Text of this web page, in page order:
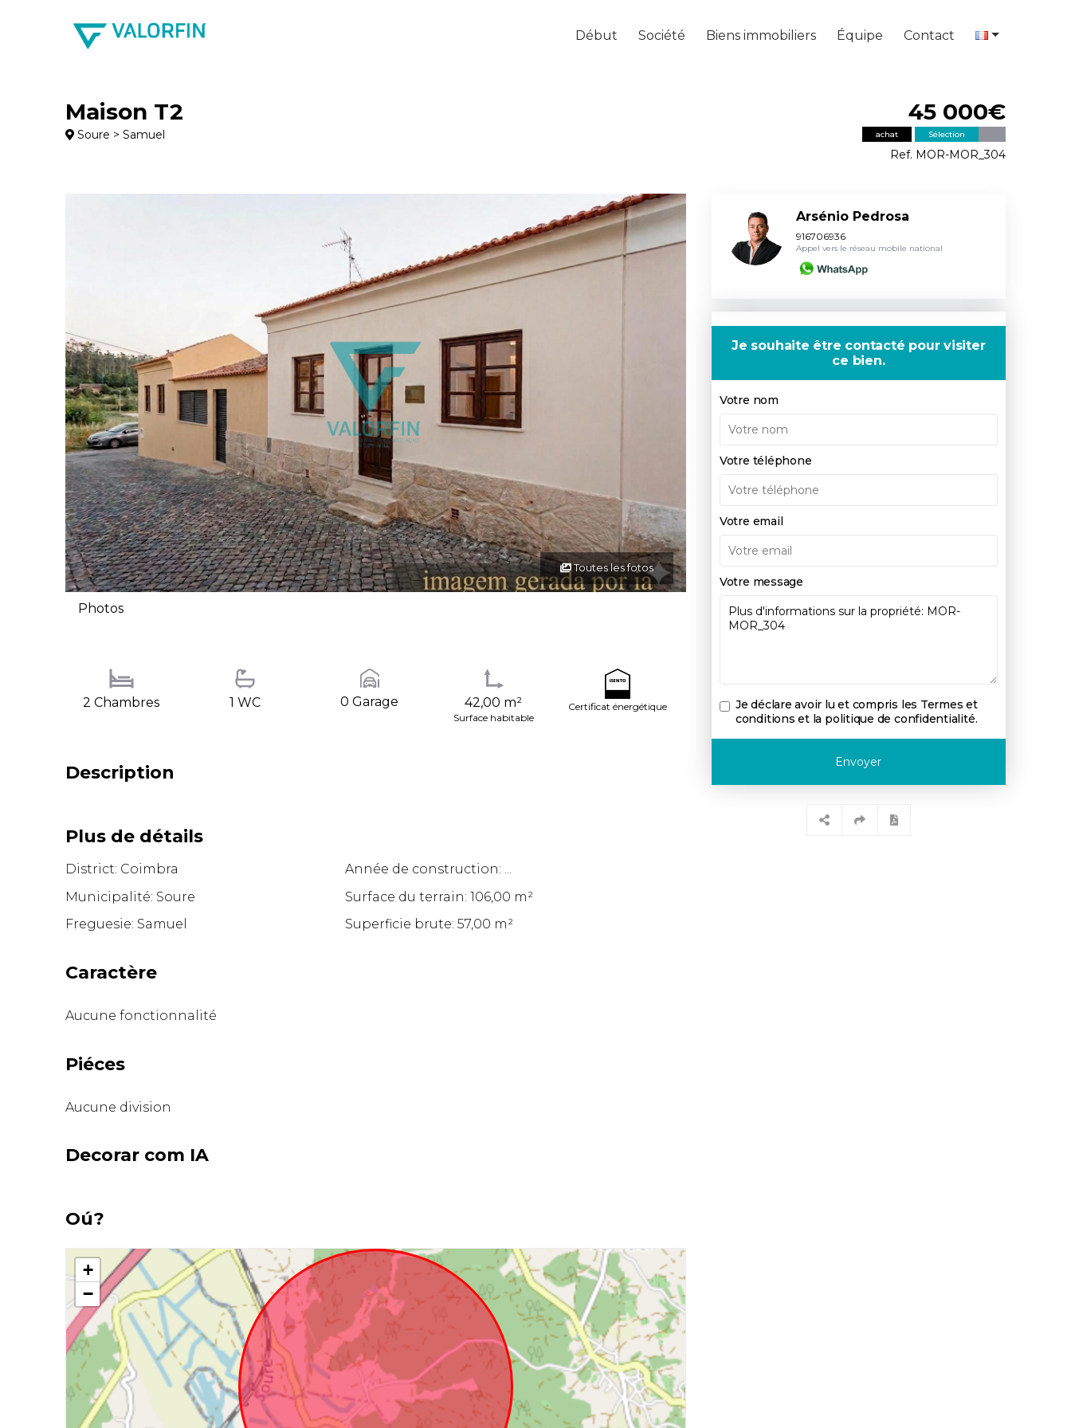
Début Société Biens immobiliers Équipe Contact
Maison T2
Soure > Samuel
45 000€
achat Sélection
Ref. MOR-MOR_304
Toutes les fotos
Photos
2 Chambres 1 WC 0 Garage 42,00 m²
Surface habitable
Certificat énergétique
Description
Plus de détails
District: Coimbra
Année de construction: ...
Municipalité: Soure
Surface du terrain: 106,00 m²
Freguesie: Samuel
Superficie brute: 57,00 m²
Caractère
Aucune fonctionnalité
Piéces
Aucune division
Decorar com IA
Oú?
+
−
Arsénio Pedrosa
916706936
Appel vers le réseau mobile national
Je souhaite être contacté pour visiter
ce bien.
Votre nom
Votre téléphone
Votre email
Votre message
Je déclare avoir lu et compris les Termes et
conditions et la politique de confidentialité.
Envoyer